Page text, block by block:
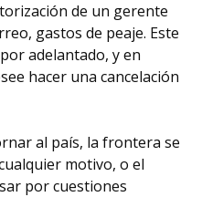
de un gerente
gastos de peaje. Este
adelantado, y en
hacer una cancelación
al país, la frontera se
motivo, o el
por cuestiones